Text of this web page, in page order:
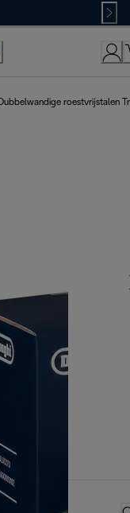
Dubbelwandige roestvrijstalen